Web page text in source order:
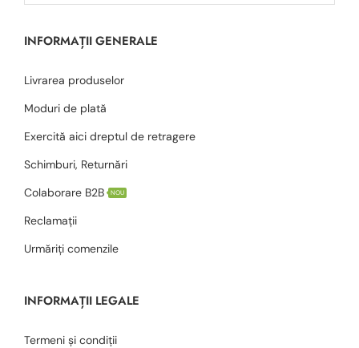
INFORMAȚII GENERALE
Livrarea produselor
Moduri de plată
Exercită aici dreptul de retragere
Schimburi, Returnări
Colaborare B2B
NOU
Reclamații
Urmăriți comenzile
INFORMAȚII LEGALE
Termeni și condiții